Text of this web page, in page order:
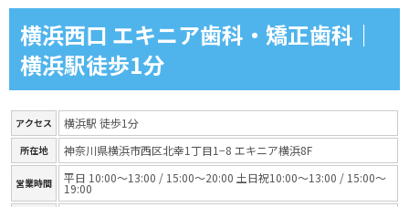
横浜西口 エキニア歯科・矯正歯科｜
横浜駅徒歩1分
アクセス 横浜駅 徒歩1分
所在地 神奈川県横浜市西区北幸1丁目1−8 エキニア横浜8F
営業時間 平日 10:00～13:00 / 15:00～20:00 土日祝10:00～13:00 / 15:00～
19:00